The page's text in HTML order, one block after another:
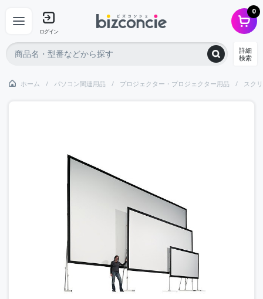
ログイン
0
詳細
検索
ホーム パソコン関連用品 プロジェクター・プロジェクター用品 スク